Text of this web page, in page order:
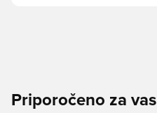
Priporočeno za vas